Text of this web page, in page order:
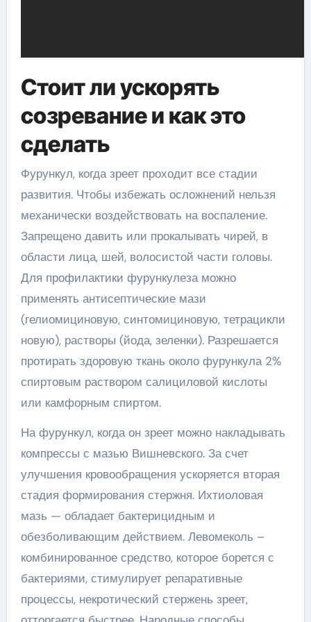
Стоит ли ускорять
созревание и как это
сделать
Фурункул, когда зреет проходит все стадии
развития. Чтобы избежать осложнений нельзя
механически воздействовать на воспаление.
Запрещено давить или прокалывать чирей, в
области лица, шей, волосистой части головы.
Для профилактики фурункулеза можно
применять антисептические мази
(гелиомициновую, синтомициновую, тетрацикли
новую), растворы (йода, зеленки). Разрешается
протирать здоровую ткань около фурункула 2%
спиртовым раствором салициловой кислоты
или камфорным спиртом.
На фурункул, когда он зреет можно накладывать
компрессы с мазью Вишневского. За счет
улучшения кровообращения ускоряется вторая
стадия формирования стержня. Ихтиоловая
мазь — обладает бактерицидным и
обезболивающим действием. Левомеколь –
комбинированное средство, которое борется с
бактериями, стимулирует репаративные
процессы, некротический стержень зреет,